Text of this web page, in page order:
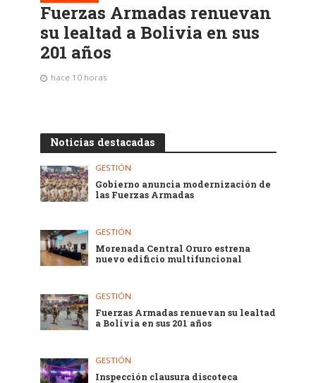
Fuerzas Armadas renuevan
su lealtad a Bolivia en sus
201 años
hace 10 horas
Noticias destacadas
GESTIÓN
Gobierno anuncia modernización de
las Fuerzas Armadas
GESTIÓN
Morenada Central Oruro estrena
nuevo edificio multifuncional
GESTIÓN
Fuerzas Armadas renuevan su lealtad
a Bolivia en sus 201 años
GESTIÓN
Inspección clausura discoteca